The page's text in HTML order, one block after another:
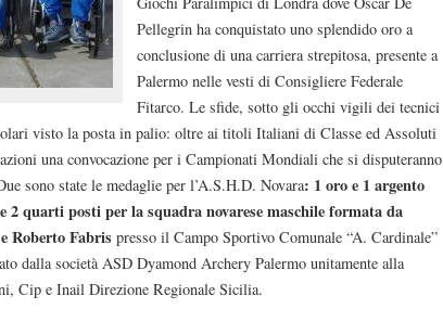
Pellegrin ha conquistato uno splendido oro a
conclusione di una carriera strepitosa, presente a
Palermo nelle vesti di Consigliere Federale
Fitarco. Le sfide, sotto gli occhi vigili dei tecnici
visto la posta in palio: oltre ai titoli Italiani di Classe ed Assoluti
una convocazione per i Campionati Mondiali che si disputeranno
sono state le medaglie per l’A.S.H.D. Novara: 1 oro e 1 argento
2 quarti posti per la squadra novarese maschileformata da
Roberto Fabris presso il Campo Sportivo Comunale “A. Cardinale”
dalla società ASD Dyamond Archery Palermo unitamente alla
Cip e Inail Direzione Regionale Sicilia.